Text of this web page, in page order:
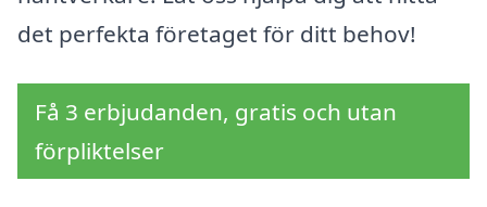
det perfekta företaget för ditt behov!
Få 3 erbjudanden, gratis och utan
förpliktelser